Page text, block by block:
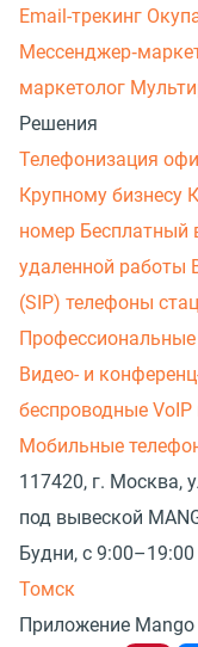
Email-трекинг
маркетолог
Решения
Телефонизация
Крупному бизнесу
номер Бесплатный
удаленной работы
(SIP) телефоны
Видео- и
беспроводные
Мобильные
117420, г. Москва,
под вывеской
Будни, с 9:00–19:00
Томск
Приложение Mango